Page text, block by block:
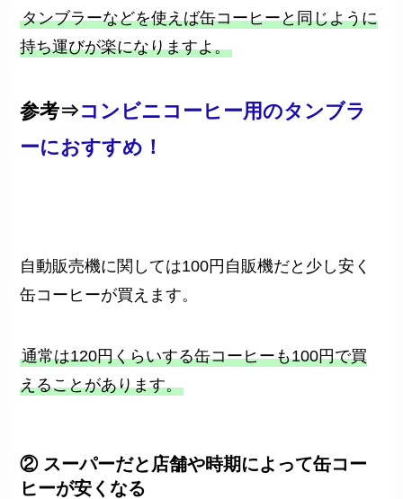
タンブラーなどを使えば缶コーヒーと同じように
持ち運びが楽になりますよ。
参考⇒コンビニコーヒー用のタンブラ
ーにおすすめ！
自動販売機に関しては100円自販機だと少し安く
缶コーヒーが買えます。
通常は120円くらいする缶コーヒーも100円で買
えることがあります。
② スーパーだと店舗や時期によって缶コー
ヒーが安くなる